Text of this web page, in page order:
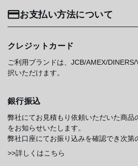
お支払い方法について
クレジットカード
ご利用ブランドは、JCB/AMEX/
択いただけます。
銀行振込
弊社にてお見積もり依頼いただいた商品
をお知らせいたします。
弊社口座にてお振り込みを確認でき次第
>>詳しくはこちら